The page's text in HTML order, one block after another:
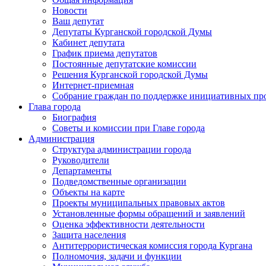
Новости
Ваш депутат
Депутаты Курганской городской Думы
Кабинет депутата
График приема депутатов
Постоянные депутатские комиссии
Решения Курганской городской Думы
Интернет-приемная
Собрание граждан по поддержке инициативных
Глава города
Биография
Советы и комиссии при Главе города
Администрация
Структура администрации города
Руководители
Департаменты
Подведомственные организации
Объекты на карте
Проекты муниципальных правовых актов
Установленные формы обращений и заявлений
Оценка эффективности деятельности
Защита населения
Антитеррористическая комиссия города Кургана
Полномочия, задачи и функции